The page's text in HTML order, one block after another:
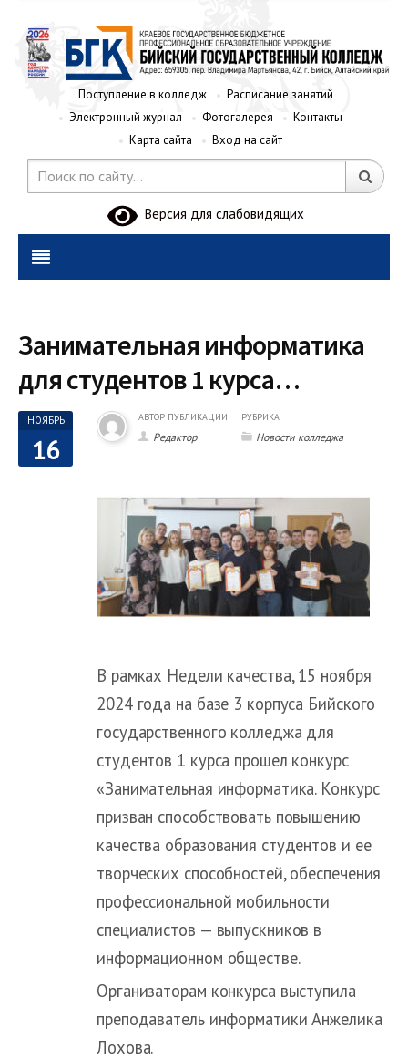
Поступление в колледж
Расписание занятий
Электронный журнал
Фотогалерея
Контакты
Карта сайта
Вход на сайт
Версия для слабовидящих
Занимательная информатика
для студентов 1 курса…
НОЯБРЬ
16
АВТОР ПУБЛИКАЦИИ
Редактор
РУБРИКА
Новости колледжа
В рамках Недели качества, 15 ноября
2024 года на базе 3 корпуса Бийского
государственного колледжа для
студентов 1 курса прошел конкурс
«Занимательная информатика. Конкурс
призван способствовать повышению
качества образования студентов и ее
творческих способностей, обеспечения
профессиональной мобильности
специалистов — выпускников в
информационном обществе.
Организаторам конкурса выступила
преподаватель информатики Анжелика
Лохова.